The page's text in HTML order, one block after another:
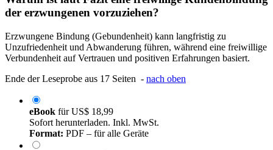
der erzwungenen vorzuziehen?
Erzwungene Bindung (Gebundenheit) kann langfristig zu
Unzufriedenheit und Abwanderung führen, während eine freiwillige
Verbundenheit auf Vertrauen und positiven Erfahrungen basiert.
Ende der Leseprobe aus 17 Seiten - nach oben
eBook fürUS$ 18,99
Sofort herunterladen. Inkl. MwSt.
Format: PDF – für alle Geräte